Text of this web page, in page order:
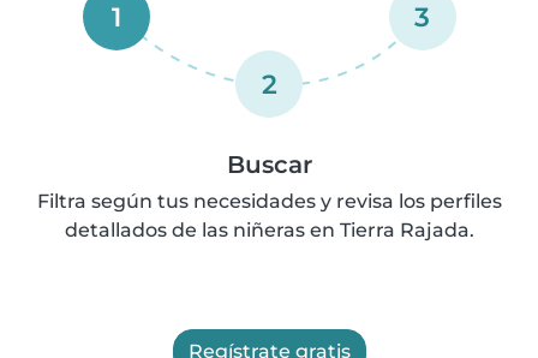
1
2
3
Buscar
Filtra según tus necesidades y revisa los perfiles
detallados de las niñeras en Tierra Rajada.
Regístrate gratis